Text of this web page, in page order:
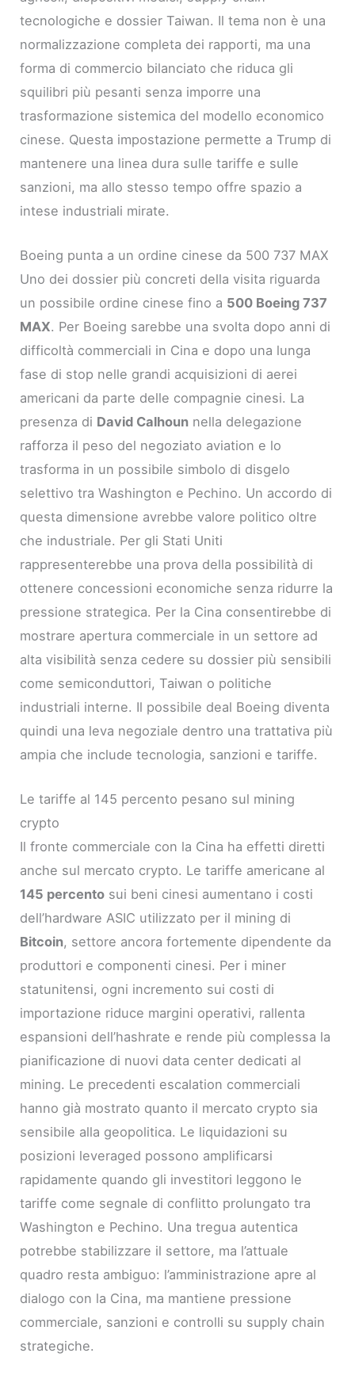
tecnologiche e dossier Taiwan. Il tema non è una
normalizzazione completa dei rapporti, ma una
forma di commercio bilanciato che riduca gli
squilibri più pesanti senza imporre una
trasformazione sistemica del modello economico
cinese. Questa impostazione permette a Trump di
mantenere una linea dura sulle tariffe e sulle
sanzioni, ma allo stesso tempo offre spazio a
intese industriali mirate.
Boeing punta a un ordine cinese da 500 737 MAX
Uno dei dossier più concreti della visita riguarda
un possibile ordine cinese fino a 500 Boeing 737
MAX. Per Boeing sarebbe una svolta dopo anni di
difficoltà commerciali in Cina e dopo una lunga
fase di stop nelle grandi acquisizioni di aerei
americani da parte delle compagnie cinesi. La
presenza di David Calhoun nella delegazione
rafforza il peso del negoziato aviation e lo
trasforma in un possibile simbolo di disgelo
selettivo tra Washington e Pechino. Un accordo di
questa dimensione avrebbe valore politico oltre
che industriale. Per gli Stati Uniti
rappresenterebbe una prova della possibilità di
ottenere concessioni economiche senza ridurre la
pressione strategica. Per la Cina consentirebbe di
mostrare apertura commerciale in un settore ad
alta visibilità senza cedere su dossier più sensibili
come semiconduttori, Taiwan o politiche
industriali interne. Il possibile deal Boeing diventa
quindi una leva negoziale dentro una trattativa più
ampia che include tecnologia, sanzioni e tariffe.
Le tariffe al 145 percento pesano sul mining
crypto
Il fronte commerciale con la Cina ha effetti diretti
anche sul mercato crypto. Le tariffe americane al
145 percento sui beni cinesi aumentano i costi
dell’hardware ASIC utilizzato per il mining di
Bitcoin, settore ancora fortemente dipendente da
produttori e componenti cinesi. Per i miner
statunitensi, ogni incremento sui costi di
importazione riduce margini operativi, rallenta
espansioni dell’hashrate e rende più complessa la
pianificazione di nuovi data center dedicati al
mining. Le precedenti escalation commerciali
hanno già mostrato quanto il mercato crypto sia
sensibile alla geopolitica. Le liquidazioni su
posizioni leveraged possono amplificarsi
rapidamente quando gli investitori leggono le
tariffe come segnale di conflitto prolungato tra
Washington e Pechino. Una tregua autentica
potrebbe stabilizzare il settore, ma l’attuale
quadro resta ambiguo: l’amministrazione apre al
dialogo con la Cina, ma mantiene pressione
commerciale, sanzioni e controlli su supply chain
strategiche.